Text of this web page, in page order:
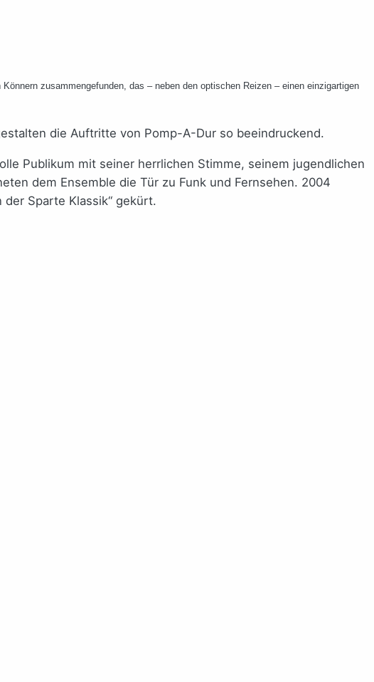
zusammengefunden, das – neben den optischen Reizen – einen einzigartigen
die Auftritte von Pomp-A-Dur so beeindruckend.
Publikum mit seiner herrlichen Stimme, seinem jugendlichen
dem Ensemble die Tür zu Funk und Fernsehen. 2004
Sparte Klassik“ gekürt.